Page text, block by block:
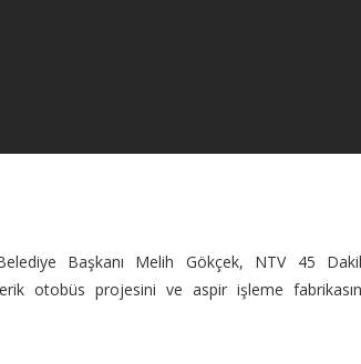
Başkanı Melih Gökçek, NTV 45
otobüs projesini ve aspir işleme